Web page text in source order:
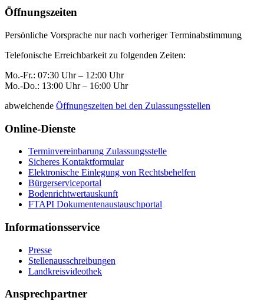
Öffnungszeiten
Persönliche Vorsprache nur nach vorheriger Terminabstimmung
Telefonische Erreichbarkeit zu folgenden Zeiten:
Mo.-Fr.: 07:30 Uhr – 12:00 Uhr
Mo.-Do.: 13:00 Uhr – 16:00 Uhr
abweichende Öffnungszeiten bei den Zulassungsstellen
Online-Dienste
Terminvereinbarung Zulassungsstelle
Sicheres Kontaktformular
Elektronische Einlegung von Rechtsbehelfen
Bürgerserviceportal
Bodenrichtwertauskunft
FTAPI Dokumentenaustauschportal
Informationsservice
Presse
Stellenausschreibungen
Landkreisvideothek
Ansprechpartner